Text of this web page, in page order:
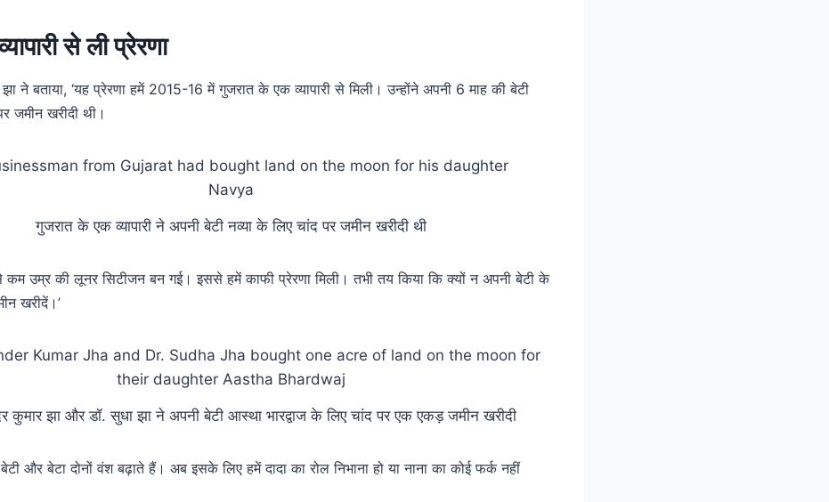
से ली प्रेरणा
ने बताया, ‘यह प्रेरणा हमें 2015-16 में गुजरात के एक व्यापारी से मिली। उन्होंने अपनी 6 माह की बेटी
जमीन खरीदी थी।
गुजरात के एक व्यापारी ने अपनी बेटी नव्या के लिए चांद पर जमीन खरीदी थी
कम उम्र की लूनर सिटीजन बन गई। इससे हमें काफी प्रेरणा मिली। तभी तय किया कि क्यों न अपनी बेटी के
खरीदें।’
कुमार झा और डॉ. सुधा झा ने अपनी बेटी आस्था भारद्वाज के लिए चांद पर एक एकड़ जमीन खरीदी
और बेटा दोनों वंश बढ़ाते हैं। अब इसके लिए हमें दादा का रोल निभाना हो या नाना का कोई फर्क नहीं